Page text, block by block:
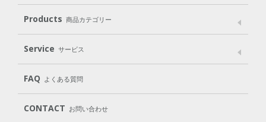
メッセージ ブランドストーリー
パッケージへのこだわり
動物実験をしない
Products 商品カテゴリー
Laundry
Body（ボディ） Hair（ヘア） Oral care（オーラルケア）
Goods （グッズ）
Service サービス
User Guide
Subscription（定期便）
FAQ よくある質問
CONTACT お問い合わせ